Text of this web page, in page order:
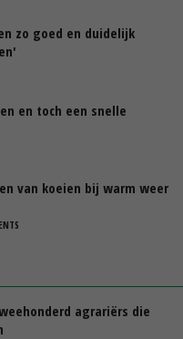
zo goed en duidelijk
en toch een snelle
van koeien bij warm weer
agrariërs die